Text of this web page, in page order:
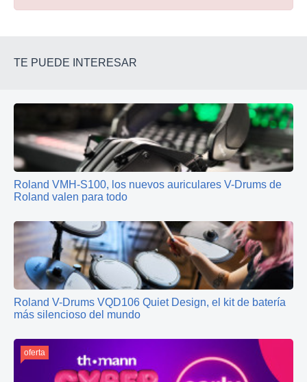
TE PUEDE INTERESAR
Roland VMH-S100, los nuevos auriculares V-Drums de
Roland valen para todo
Roland V-Drums VQD106 Quiet Design, el kit de batería
más silencioso del mundo
oferta